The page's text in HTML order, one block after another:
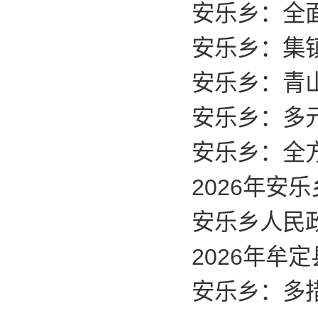
安乐乡：全
安乐乡：集
安乐乡：青
安乐乡：多
安乐乡：全
2026年安
安乐乡人民
2026年牟
安乐乡：多